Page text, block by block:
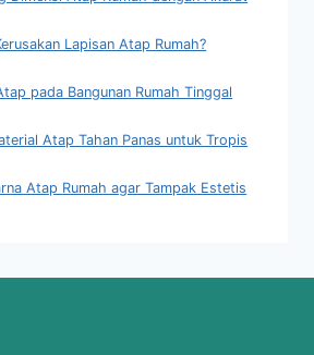
Lapisan Atap Rumah?
pada Bangunan Rumah Tinggal
Atap Tahan Panas untuk Tropis
Atap Rumah agar Tampak Estetis